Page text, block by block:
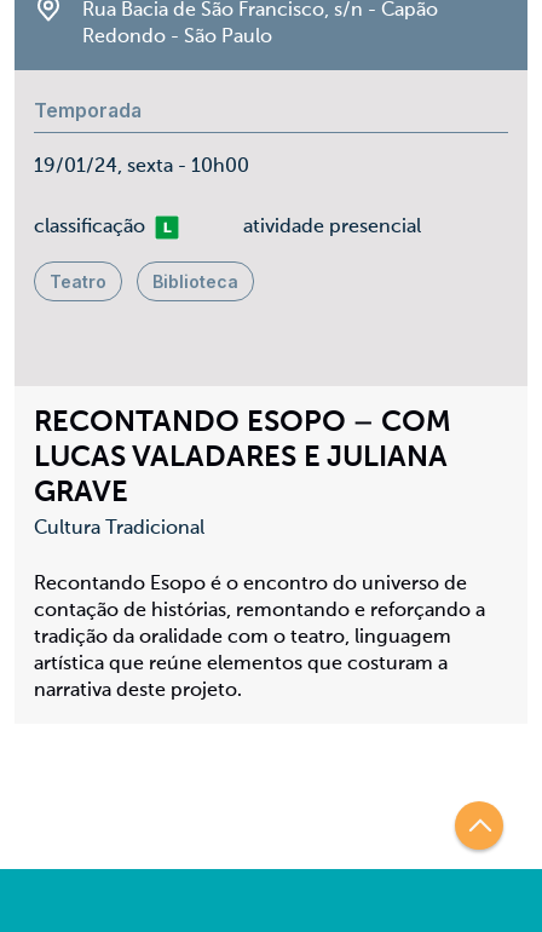
RECONTANDO ESOPO – COM
LUCAS VALADARES E JULIANA
GRAVE
Cultura Tradicional
Recontando Esopo é o encontro do universo de
contação de histórias, remontando e reforçando a
tradição da oralidade com o teatro, linguagem
artística que reúne elementos que costuram a
narrativa deste projeto.
Rua Bacia de São Francisco, s/n - Capão
Redondo - São Paulo
Temporada
19/01/24, sexta - 10h00
classificaçãoLivre atividade presencial
Teatro Biblioteca